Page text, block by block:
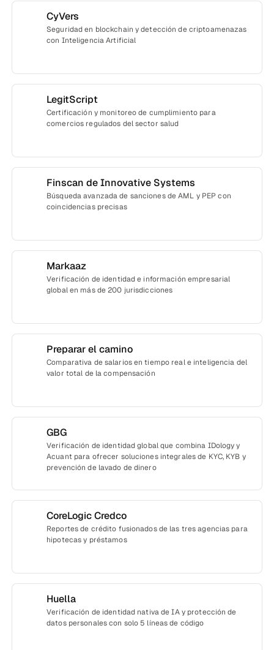
CyVers
Seguridad en blockchain y detección de criptoamenazas
con Inteligencia Artificial
LegitScript
Certificación y monitoreo de cumplimiento para
comercios regulados del sector salud
Finscan de Innovative Systems
Búsqueda avanzada de sanciones de AML y PEP con
coincidencias precisas
Markaaz
Verificación de identidad e información empresarial
global en más de 200 jurisdicciones
Preparar el camino
Comparativa de salarios en tiempo real e inteligencia del
valor total de la compensación
GBG
Verificación de identidad global que combina IDology y
Acuant para ofrecer soluciones integrales de KYC, KYB y
prevención de lavado de dinero
CoreLogic Credco
Reportes de crédito fusionados de las tres agencias para
hipotecas y préstamos
Huella
Verificación de identidad nativa de IA y protección de
datos personales con solo 5 líneas de código